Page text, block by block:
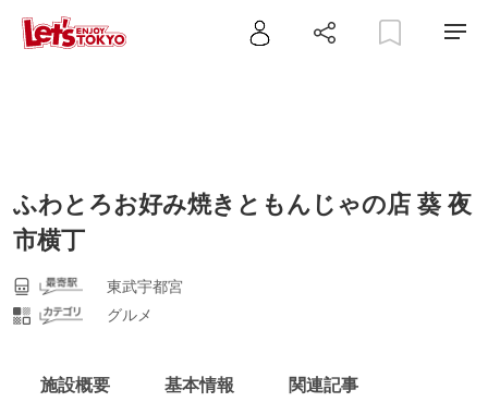
ふわとろお好み焼きともんじゃの店 葵 夜
市横丁
東武宇都宮
グルメ
施設概要 基本情報 関連記事